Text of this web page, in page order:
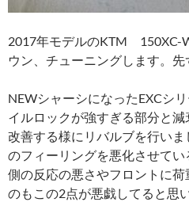
2017年モデルのKTM 150XC-
ウン、チューニングします。先
NEWシャーシになったEXCシ
イルロックが強すぎる部分と
改善する様にリバルブを行い
のフィーリングを悪化させて
側の反応の悪さやフロントに
のもこの2点が悪戯してると思